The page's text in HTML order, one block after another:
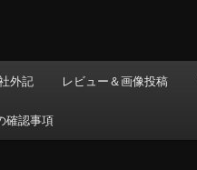
外記 レビュー＆画像投稿
確認事項